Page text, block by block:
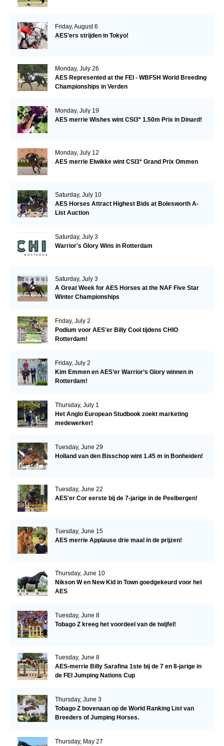
Friday, August 6
AES'ers strijden in Tokyo!
Monday, July 26
AES Represented at the FEI - WBFSH World Breeding
Championships in Verden
Monday, July 19
AES merrie Wishes wint CSI3* 1.50m Prix in Dinard!
Monday, July 12
AES merrie Elwikke wint CSI3* Grand Prix Ommen
Saturday, July 10
AES Horses Attract Highest Bids at Bolesworth A-
List Auction
Saturday, July 3
Warrior's Glory Wins in Rotterdam
Saturday, July 3
A Great Week for AES Horses at the NAF Five Star
Winter Championships
Friday, July 2
Podium voor AES'er Billy Cool tijdens CHIO
Rotterdam!
Friday, July 2
Kim Emmen en AES’er Warrior’s Glory winnen in
Rotterdam!
Thursday, July 1
Het Anglo European Studbook zoekt marketing
medewerker!
Tuesday, June 29
Holland van den Bisschop wint 1.45 m in Bonheiden!
Tuesday, June 22
AES'er Cor eerste bij de 7-jarige in de Peelbergen!
Tuesday, June 15
AES merrie Applause drie maal in de prijzen!
Thursday, June 10
Nikson W en New Kid in Town goedgekeurd voor het
AES
Tuesday, June 8
Tobago Z kreeg het voordeel van de twijfel!
Tuesday, June 8
AES-merrie Billy Sarafina 1ste bij de 7 en 8-jarige in
de FEI Jumping Nations Cup
Thursday, June 3
Tobago Z bovenaan op de World Ranking List van
Breeders of Jumping Horses.
Thursday, May 27